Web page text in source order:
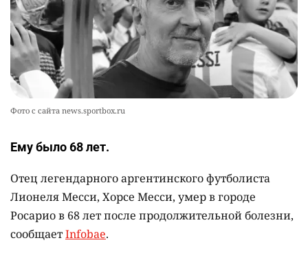
10
💬 Прокуроры подали в суд ходатайство о
смягчении наказания для журналистки
Александры Алёховой
29
Фото с сайта news.sportbox.ru
Ему было 68 лет.
Отец легендарного аргентинского футболиста
Лионеля Месси, Хорсе Месси, умер в городе
Росарио в 68 лет после продолжительной болезни,
сообщаетInfobae.